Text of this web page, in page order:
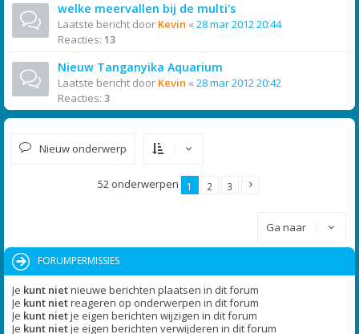
welke meervallen bij de multi's
Laatste bericht door Kevin « 28 mar 2012 20:44
Reacties: 13
Nieuw Tanganyika Aquarium
Laatste bericht door Kevin « 28 mar 2012 20:42
Reacties: 3
Nieuw onderwerp
52 onderwerpen 1 2 3
Ga naar
FORUMPERMISSIES
Je kunt nietnieuwe berichten plaatsen in dit forum
Je kunt nietreageren op onderwerpen in dit forum
Je kunt nietje eigen berichten wijzigen in dit forum
Je kunt nietje eigen berichten verwijderen in dit forum